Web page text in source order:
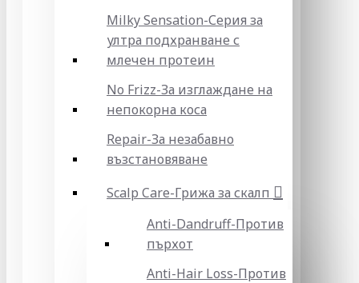
Milky Sensation-Серия за
ултра подхранване с
млечен протеин
No Frizz-За изглаждане на
непокорна коса
Repair-За незабавно
възстановяване
Scalp Care-Грижа за скалп
Anti-Dandruff-Против
пърхот
Anti-Hair Loss-Против